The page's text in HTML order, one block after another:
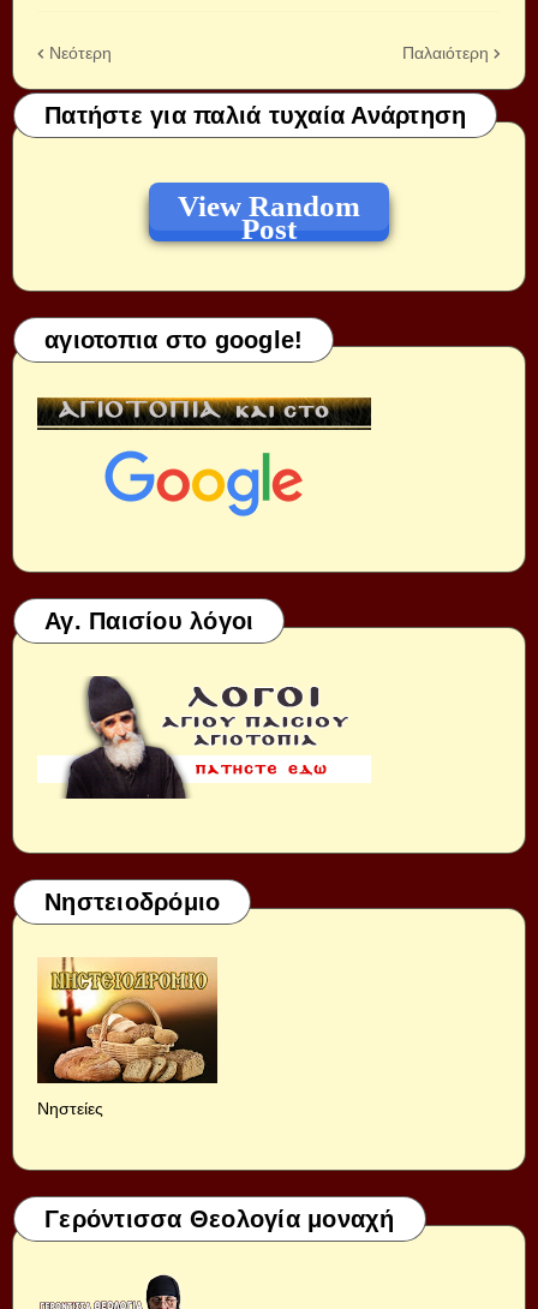
Νεότερη Παλαιότερη
Πατήστε για παλιά τυχαία Ανάρτηση
View Random
Post
αγιοτοπια στο google!
Αγ. Παισίου λόγοι
Νηστειοδρόμιο
Νηστείες
Γερόντισσα Θεολογία μοναχή